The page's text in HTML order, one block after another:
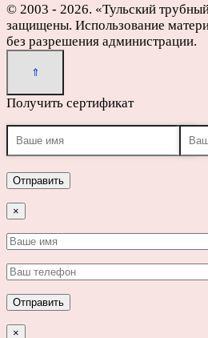
© 2003 - 2026. «Тульский
защищены. Использование
без разрешения администрации.
Получить сертификат
×
×